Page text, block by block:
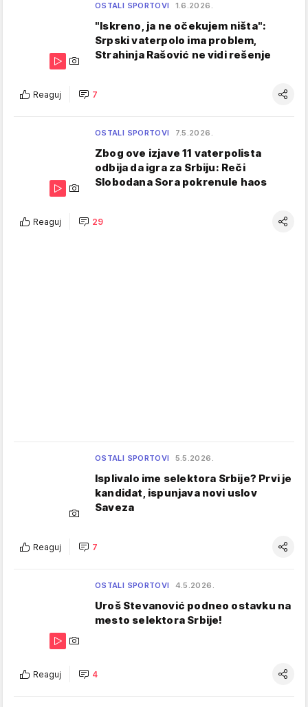
OSTALI SPORTOVI 1.6.2026.
"Iskreno, ja ne očekujem ništa":
Srpski vaterpolo ima problem,
Strahinja Rašović ne vidi rešenje
Reaguj 7
OSTALI SPORTOVI 7.5.2026.
Zbog ove izjave 11 vaterpolista
odbija da igra za Srbiju: Reči
Slobodana Sora pokrenule haos
Reaguj 29
OSTALI SPORTOVI 5.5.2026.
Isplivalo ime selektora Srbije? Prvi je
kandidat, ispunjava novi uslov
Saveza
Reaguj 7
OSTALI SPORTOVI 4.5.2026.
Uroš Stevanović podneo ostavku na
mesto selektora Srbije!
Reaguj 4